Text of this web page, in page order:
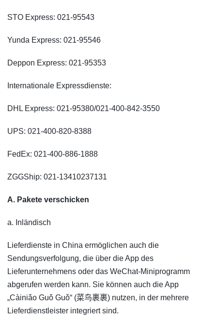
STO Express: 021-95543
Yunda Express: 021-95546
Deppon Express: 021-95353
Internationale Expressdienste:
DHL Express: 021-95380/021-400-842-3550
UPS: 021-400-820-8388
FedEx: 021-400-886-1888
ZGGShip: 021-13410237131
A. Pakete verschicken
a. Inländisch
Lieferdienste in China ermöglichen auch die
Sendungsverfolgung, die über die App des
Lieferunternehmens oder das WeChat-Miniprogramm
abgerufen werden kann. Sie können auch die App
„Càiniǎo Guǒ Guǒ“ (菜鸟裹裹) nutzen, in der mehrere
Lieferdienstleister integriert sind.